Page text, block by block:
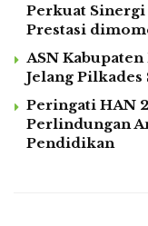
Perkuat Sinergi
Prestasi
ASN
Jelang
Peringati HAN
Perlindungan
Pendidikan